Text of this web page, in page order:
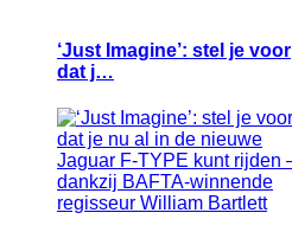
‘Just Imagine’: stel je voor
dat j…